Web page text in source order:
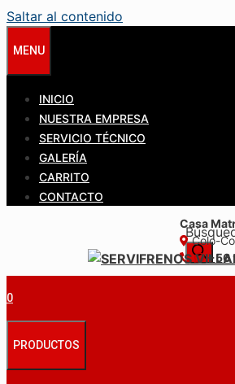
Saltar al contenido
MENU
INICIO
NUESTRA EMPRESA
SERVICIO TÉCNICO
GALERÍA
CARRITO
CONTACTO
Casa
Colo-
+56
0
PRODUCTOS